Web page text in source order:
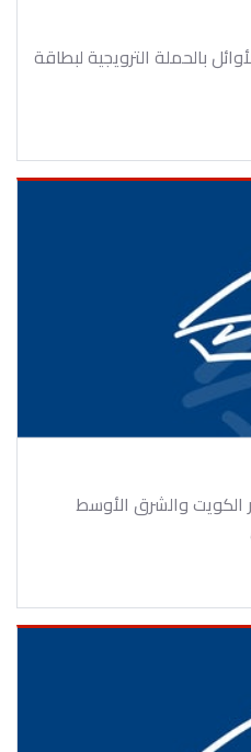
بالحملة الترويجية لبطاقة
الكويت والشرق الأوسط